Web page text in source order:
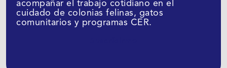
acompañar el trabajo cotidiano en el
cuidado de colonias felinas, gatos
comunitarios y programas CER.